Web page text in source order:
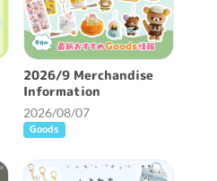
2026/9 Merchandise
Information
2026/08/07
Goods